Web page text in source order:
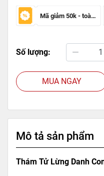
Mã giảm 50k - toàn sàn
Số lượng:
MUA NGAY
Mô tả sản phẩm
Thám Tử Lừng Danh